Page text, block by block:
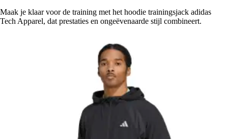
Maak je klaar voor de training met het hoodie trainingsjack adidas
Tech Apparel, dat prestaties en ongeëvenaarde stijl combineert.